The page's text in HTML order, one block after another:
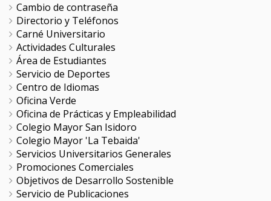
Cambio de contraseña
Directorio y Teléfonos
Carné Universitario
Actividades Culturales
Área de Estudiantes
Servicio de Deportes
Centro de Idiomas
Oficina Verde
Oficina de Prácticas y Empleabilidad
Colegio Mayor San Isidoro
Colegio Mayor 'La Tebaida'
Servicios Universitarios Generales
Promociones Comerciales
Objetivos de Desarrollo Sostenible
Servicio de Publicaciones